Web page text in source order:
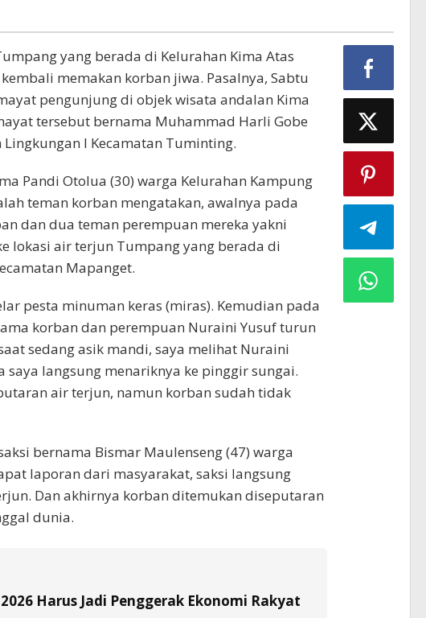
yang berada di Kelurahan Kima Atas
memakan korban jiwa. Pasalnya, Sabtu
pengunjung di objek wisata andalan Kima
tersebut bernama Muhammad Harli Gobe
I Kecamatan Tuminting.
Pandi Otolua (30) warga Kelurahan Kampung
teman korban mengatakan, awalnya pada
dan dua teman perempuan mereka yakni
lokasi air terjun Tumpang yang berada di
Mapanget.
pesta minuman keras (miras). Kemudian pada
korban dan perempuan Nuraini Yusuf turun
sedang asik mandi, saya melihat Nuraini
saya langsung menariknya ke pinggir sungai.
air terjun, namun korban sudah tidak
bernama Bismar Maulenseng (47) warga
laporan dari masyarakat, saksi langsung
Dan akhirnya korban ditemukan diseputaran
dunia.
Harus Jadi Penggerak Ekonomi Rakyat